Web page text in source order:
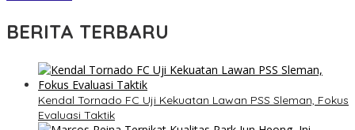
BERITA TERBARU
Kendal Tornado FC Uji Kekuatan Lawan PSS Sleman, Fokus
Evaluasi Taktik